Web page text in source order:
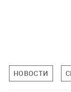
НОВОСТИ